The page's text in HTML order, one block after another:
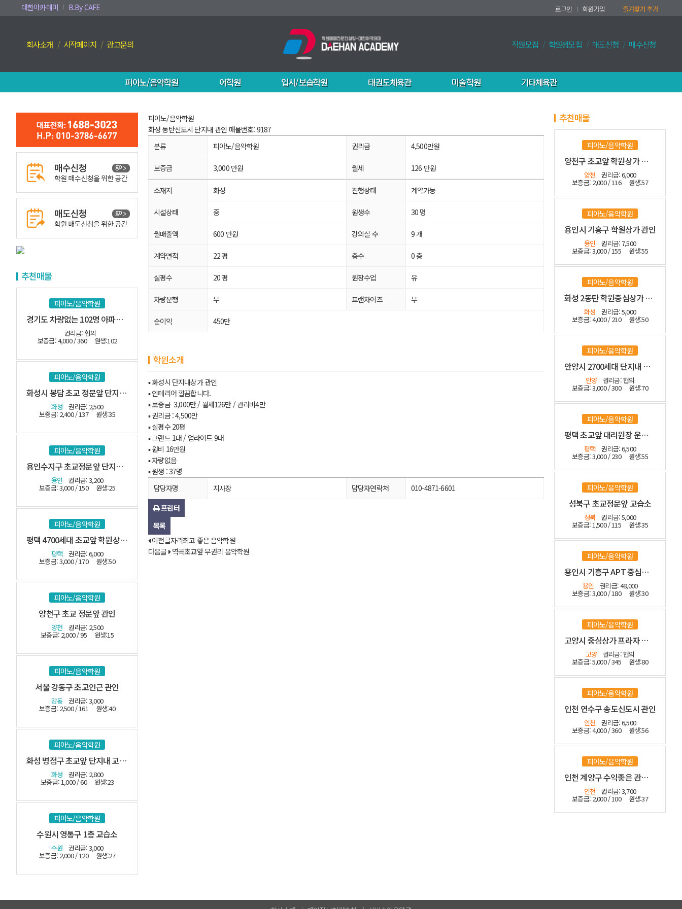
대한아카데미 B.By CAFE 로그인 회원가입 즐겨찾기 추가
회사소개 시작페이지 광고문의 직원모집 학원생모집 매도신청 매수신청
피아노/음악학원 어학원 입시/보습학원 태권도체육관 미술학원 기타체육관
추천매물
피아노/음악학원
경기도 차량없는 102명 아파트 밀집지역
권리금: 협의
보증금: 4,000 / 360 원생:102
피아노/음악학원
화성시 봉담 초교 정문앞 단지내 관인음악
화성 권리금: 2,500
보증금: 2,400 / 137 원생:35
피아노/음악학원
용인수지구 초교정문앞 단지내 관인
용인 권리금: 3,200
보증금: 3,000 / 150 원생:25
피아노/음악학원
평택 4700세대 초교앞 학원상가 관인
평택 권리금: 6,000
보증금: 3,000 / 170 원생:50
피아노/음악학원
양천구 초교 정문앞 관인
양천 권리금: 2,500
보증금: 2,000 / 95 원생:15
피아노/음악학원
서울 강동구 초교인근 관인
강동 권리금: 3,000
보증금: 2,500 / 161 원생:40
피아노/음악학원
화성 병점구 초교앞 단지내 교습소-(시설최상)
화성 권리금: 2,800
보증금: 1,000 / 60 원생:23
피아노/음악학원
수원시 영통구 1층 교습소
수원 권리금: 3,000
보증금: 2,000 / 120 원생:27
피아노/음악학원
화성 동탄신도시 단지내 관인 매물번호: 9187
분류
피아노/음악학원 권리금 4,500만원
보증금 3,000 만원 월세 126 만원
소재지 화성 진행상태 계약가능
시설상태 중 원생수 30 명
월매출액 600 만원 강의실 수 9 개
계약면적 22 평 층수 0 층
실평수 20 평 원장수업 유
차량운행 무 프랜차이즈 무
순이익 450만
학원소개
▪ 화성시 단지내상가 관인
▪ 인테리어 깔끔합니다.
▪ 보증금 3,000만 / 월세126만 / 관리비4만
▪ 권리금 : 4,500만
▪ 실평수 20평
▪ 그랜드 1대 / 업라이트 9대
▪ 원비 16만원
▪ 차량없음
▪ 원생 : 37명
담당자명
지사장 담당자연락처
010-4871-6601
프린터
목록
이전글자리최고 좋은 음악학원
다음글 역곡초교앞 무권리 음악학원
추천매물
피아노/음악학원
양천구 초교앞 학원상가 수익좋은 관인
양천 권리금: 6,000
보증금: 2,000 / 116 원생:57
피아노/음악학원
용인시 기흥구 학원상가 관인
용인 권리금: 7,500
보증금: 3,000 / 155 원생:55
피아노/음악학원
화성 2동탄 학원중심상가 관인
화성 권리금: 5,000
보증금: 4,000 / 210 원생:50
피아노/음악학원
안양시 2700세대 단지내 관인 2년전 신설 인테리어 좋습니다
안양 권리금: 협의
보증금: 3,000 / 300 원생:70
피아노/음악학원
평택 초교앞 대리원장 운영중인 관인
평택 권리금: 6,500
보증금: 3,000 / 230 원생:55
피아노/음악학원
성북구 초교정문앞 교습소
성북 권리금: 5,000
보증금: 1,500 / 115 원생:35
피아노/음악학원
용인시 기흥구 APT 중심상가 등기매매 인테리어 최상
용인 권리금: 48,000
보증금: 3,000 / 180 원생:30
피아노/음악학원
고양시 중심상가 프라자 관인음악
고양 권리금: 협의
보증금: 5,000 / 345 원생:80
피아노/음악학원
인천 연수구 송도신도시 관인
인천 권리금: 6,500
보증금: 4,000 / 360 원생:56
피아노/음악학원
인천 계양구 수익좋은 관인음악학원
인천 권리금: 3,700
보증금: 2,000 / 100 원생:37